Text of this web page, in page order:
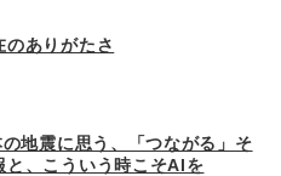
のありがたさ
地震に思う、「つながる」そ
と、こういう時こそAIを